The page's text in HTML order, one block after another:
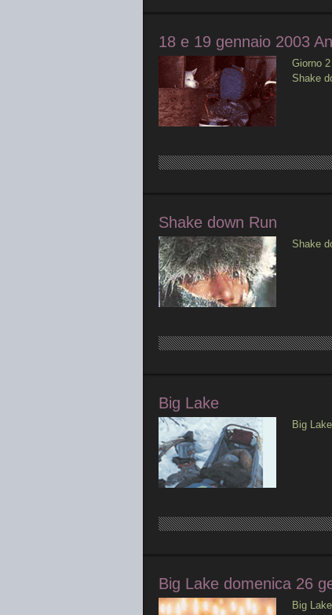
18 e 19 gennaio 2003
Giorno 2
Shake
Shake down Run
Shake
Big Lake
Big
Big Lake domenica 26
Big